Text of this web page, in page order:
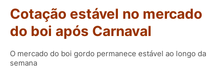
Cotação estável no mercado
do boi após Carnaval
O mercado do boi gordo permanece estável ao longo da
semana